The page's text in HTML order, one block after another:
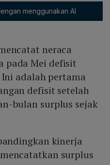
menggunakan AI
neraca
pada Mei defisit
Ini adalah pertama
defisit setelah
bulan surplus sejak
kinerja
surplus